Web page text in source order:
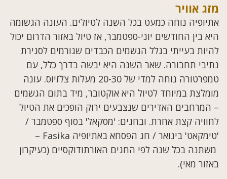
מזג אוויר
אתיופיה נוחה כמעט בכל השנה לטיולים. העונה הגשומה
היא בין החודשים יוני-ספטמבר, אז טיול באזור הדרום יכול
להיות בעייתי בגלל הגשמים הכבדים שגורמים לסגירת
נתיבי תחבורה. שאר השנה היא יבשה בדרך כלל, עם
טמפרטורה נוחה למדי של 20-30 מעלות צלזיוס. עונה
מומלצת במיוחד לטיול היא אוקטובר, מיד בתום הגשמים
– המרחבים האדירים שנצבעים ירוק הופכים את הטיול
לחוויה קצת אחרת. ובחגים: 'מסקאל' בסוף ספטמבר /
'טימקאט' בינואר / חג הפסחא באתיופיה Fasika –
משתנה בכל שנה לפי החגים האורתודוקסיים (כעיקרון
באזור מאי).